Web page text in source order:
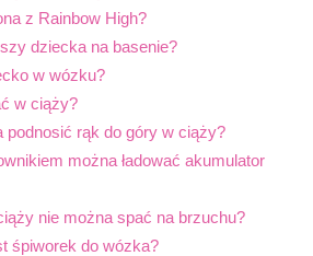
z Rainbow High?
dziecka na basenie?
w wózku?
w ciąży?
podnosić rąk do góry w ciąży?
można ładować akumulator
nie można spać na brzuchu?
śpiworek do wózka?